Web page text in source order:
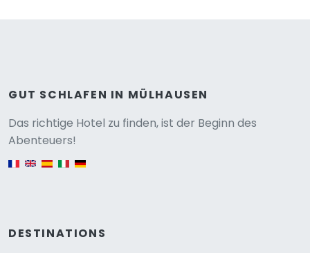
GUT SCHLAFEN IN MÜLHAUSEN
Das richtige Hotel zu finden, ist der Beginn des
Abenteuers!
DESTINATIONS